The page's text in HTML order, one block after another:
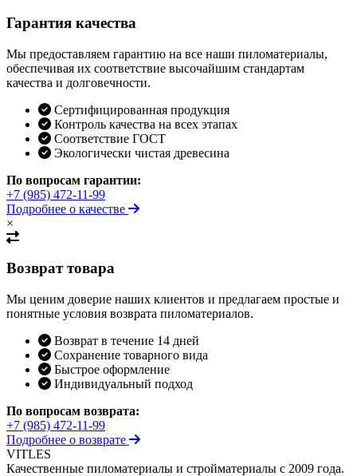
Гарантия качества
Мы предоставляем гарантию на все наши пиломатериалы,
обеспечивая их соответствие высочайшим стандартам
качества и долговечности.
Сертифицированная продукция
Контроль качества на всех этапах
Соответствие ГОСТ
Экологически чистая древесина
По вопросам гарантии:
+7 (985) 472-11-99
Подробнее о качестве
×
Возврат товара
Мы ценим доверие наших клиентов и предлагаем простые и
понятные условия возврата пиломатериалов.
Возврат в течение 14 дней
Сохранение товарного вида
Быстрое оформление
Индивидуальный подход
По вопросам возврата:
+7 (985) 472-11-99
Подробнее о возврате
VITLES
Качественные пиломатериалы и стройматериалы с 2009 года.